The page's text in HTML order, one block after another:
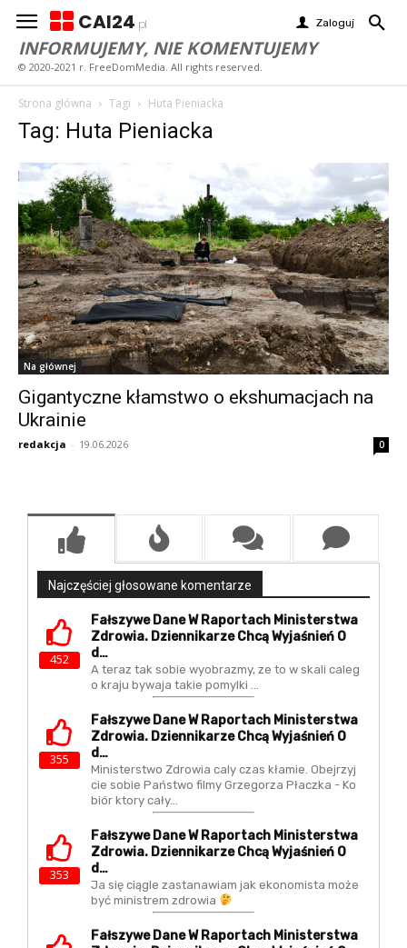
CAI24 pl Zaloguj
INFORMUJEMY, NIE KOMENTUJEMY
© 2020-2021 r. FreeDomMedia. All rights reserved.
Strona główna Tagi Huta Pieniacka
Tag: Huta Pieniacka
Na głównej
Gigantyczne kłamstwo o ekshumacjach na
Ukrainie
redakcja - 19.06.2026 0
Najczęściej głosowane komentarze
452
Fałszywe Dane W Raportach Ministerstwa
Zdrowia. Dziennikarze Chcą Wyjaśnień O
D…
A teraz tak sobie wyobrazmy, ze to w skali caleg
o kraju bywaja takie pomylki ...
355
Fałszywe Dane W Raportach Ministerstwa
Zdrowia. Dziennikarze Chcą Wyjaśnień O
D…
Ministerstwo Zdrowia caly czas kłamie. Obejrzyj
cie sobie Państwo filmy Grzegorza Płaczka - Ko
biór ktory cały…
353
Fałszywe Dane W Raportach Ministerstwa
Zdrowia. Dziennikarze Chcą Wyjaśnień O
D…
Ja się ciągle zastanawiam jak ekonomista może
być ministrem zdrowia
Fałszywe Dane W Raportach Ministerstwa